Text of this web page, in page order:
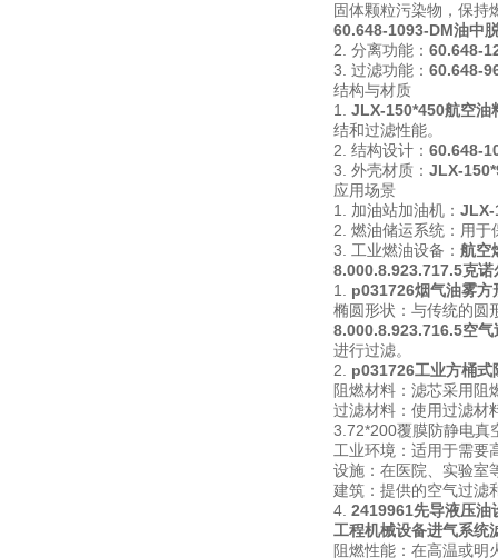
固体颗粒污染物，保持
60.648-1093-DM油中
2. 分离功能： 60.648-
3. 过滤功能： 60.648-
结构与材质
1. JLX-150*450航空油
结和过滤性能。
2. 结构设计： 60.648-
3. 外壳材质： JLX-
应用场景
1. 加油站加油机： JLX-
2. 燃油储运系统：用
3. 工业燃油设备： 航空
8.000.8.923.717.5克诺
1. p031726烟气油雾方
椭圆形状：与传统的圆
8.000.8.923.716.5空气
进行过滤。
2. p031726工业方桶式
阻燃材料：滤芯采用阻
过滤材料：使用过滤材
3.72*200覆膜防静电真
工业环境：适用于需要
设施：在医院、实验室
建筑：提供的空气过滤
4. 2419961先导液压油
工程机械设备进气系统
阻燃性能：在高温或明